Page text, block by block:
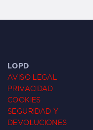
LOPD
AVISO LEGAL
PRIVACIDAD
COOKIES
SEGURIDAD Y
DEVOLUCIONES